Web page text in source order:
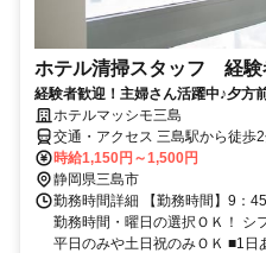
ホテル清掃スタッフ 経験
経験者歓迎！主婦さん活躍中♪夕方
ホテルマッシモ三島
交通・アクセス 三島駅から徒歩
時給1,150円～1,500円
静岡県三島市
勤務時間詳細 【勤務時間】9：
勤務時間・曜日の選択ＯＫ！
平日のみや土日祝のみＯＫ ■1日